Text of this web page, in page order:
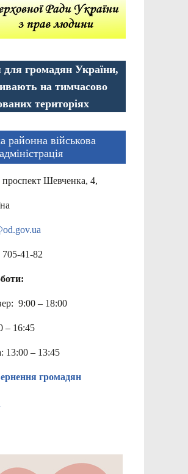
для громадян України,
на тимчасово
територіях
районна військова
адміністрація
проспект Шевченка, 4,
705-41-82
9:00 – 18:00
– 16:45
13:00 – 13:45
громадян